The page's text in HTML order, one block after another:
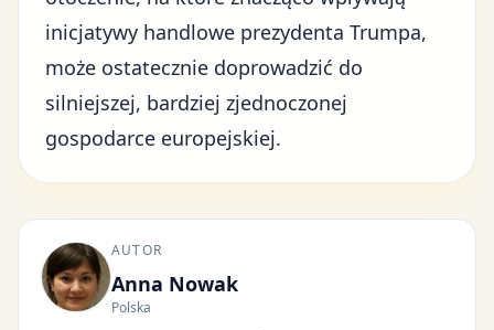
inicjatywy handlowe prezydenta Trumpa,
może ostatecznie doprowadzić do
silniejszej, bardziej zjednoczonej
gospodarce europejskiej.
AUTOR
Anna Nowak
Polska